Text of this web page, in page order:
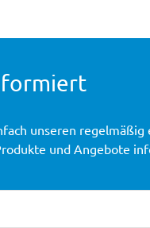
unseren
und Angebote